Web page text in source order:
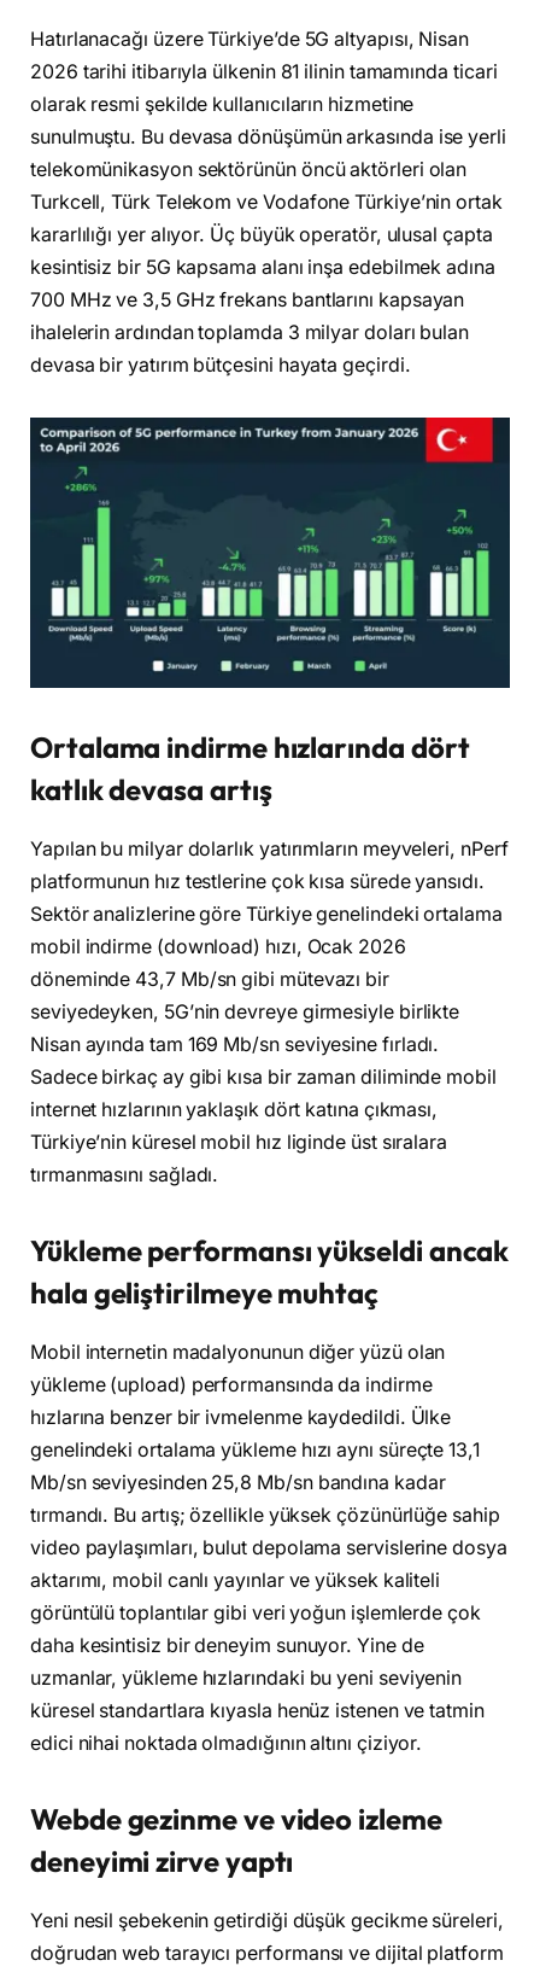
Hatırlanacağı üzere Türkiye’de 5G altyapısı, Nisan
2026 tarihi itibarıyla ülkenin 81 ilinin tamamında ticari
olarak resmi şekilde kullanıcıların hizmetine
sunulmuştu. Bu devasa dönüşümün arkasında ise yerli
telekomünikasyon sektörünün öncü aktörleri olan
Turkcell, Türk Telekom ve Vodafone Türkiye’nin ortak
kararlılığı yer alıyor. Üç büyük operatör, ulusal çapta
kesintisiz bir 5G kapsama alanı inşa edebilmek adına
700 MHz ve 3,5 GHz frekans bantlarını kapsayan
ihalelerin ardından toplamda 3 milyar doları bulan
devasa bir yatırım bütçesini hayata geçirdi.
Ortalama indirme hızlarında dört
katlık devasa artış
Yapılan bu milyar dolarlık yatırımların meyveleri, nPerf
platformunun hız testlerine çok kısa sürede yansıdı.
Sektör analizlerine göre Türkiye genelindeki ortalama
mobil indirme (download) hızı, Ocak 2026
döneminde 43,7 Mb/sn gibi mütevazı bir
seviyedeyken, 5G’nin devreye girmesiyle birlikte
Nisan ayında tam 169 Mb/sn seviyesine fırladı.
Sadece birkaç ay gibi kısa bir zaman diliminde mobil
internet hızlarının yaklaşık dört katına çıkması,
Türkiye’nin küresel mobil hız liginde üst sıralara
tırmanmasını sağladı.
Yükleme performansı yükseldi ancak
hala geliştirilmeye muhtaç
Mobil internetin madalyonunun diğer yüzü olan
yükleme (upload) performansında da indirme
hızlarına benzer bir ivmelenme kaydedildi. Ülke
genelindeki ortalama yükleme hızı aynı süreçte 13,1
Mb/sn seviyesinden 25,8 Mb/sn bandına kadar
tırmandı. Bu artış; özellikle yüksek çözünürlüğe sahip
video paylaşımları, bulut depolama servislerine dosya
aktarımı, mobil canlı yayınlar ve yüksek kaliteli
görüntülü toplantılar gibi veri yoğun işlemlerde çok
daha kesintisiz bir deneyim sunuyor. Yine de
uzmanlar, yükleme hızlarındaki bu yeni seviyenin
küresel standartlara kıyasla henüz istenen ve tatmin
edici nihai noktada olmadığının altını çiziyor.
Webde gezinme ve video izleme
deneyimi zirve yaptı
Yeni nesil şebekenin getirdiği düşük gecikme süreleri,
doğrudan web tarayıcı performansı ve dijital platform